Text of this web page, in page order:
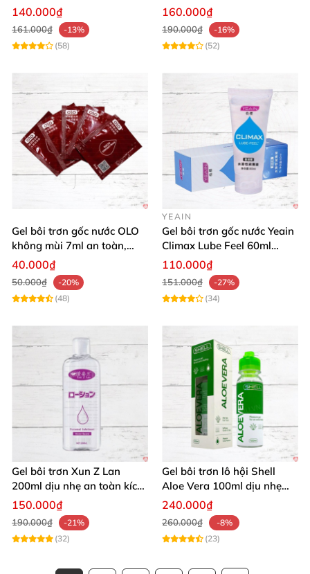
phấn, dễ chịu
140.000₫
161.000₫
-13%
(58)
chất lượng
160.000₫
190.000₫
-16%
(52)
Gel bôi trơn gốc nước OLO
không mùi 7ml an toàn,
chất lượng
40.000₫
50.000₫
-20%
(48)
YEAIN
Gel bôi trơn gốc nước Yeain
Climax Lube Feel 60ml
Thăng hoa tối ưu
110.000₫
151.000₫
-27%
(34)
Gel bôi trơn Xun Z Lan
200ml dịu nhẹ an toàn kích
thích sảng khoái
150.000₫
190.000₫
-21%
(32)
Gel bôi trơn lô hội Shell
Aloe Vera 100ml dịu nhẹ
tăng khoái cảm
240.000₫
260.000₫
-8%
(23)